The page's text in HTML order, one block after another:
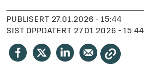
PUBLISERT
27.01.2026 - 15:44
SIST OPPDATERT
27.01.2026 - 15:44